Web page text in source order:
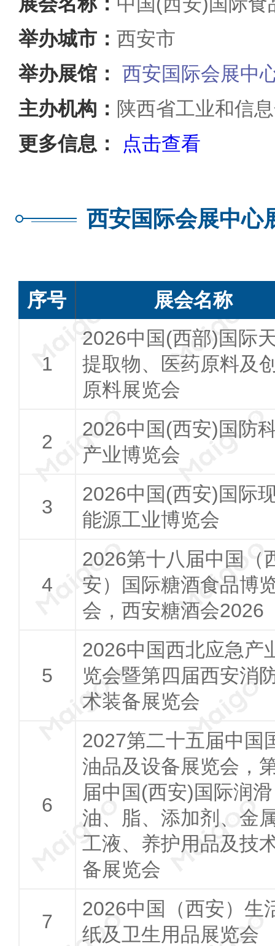
举办城市： 西安市
举办展馆：
西安国际会展中
主办机构： 陕西省工业和信
更多信息：
点击查看
西安国际会展中心
序号
展会名称
2026中国(西部)国际
提取物、医药原料及
原料展览会
2026中国(西安)国防
产业博览会
2026中国(西安)国际
能源工业博览会
2026第十八届中国（
安）国际糖酒食品博
会，西安糖酒会2026
2026中国西北应急产
览会暨第四届西安消
术装备展览会
2027第二十五届中国
油品及设备展览会，
届中国(西安)国际润滑
油、脂、添加剂、金
工液、养护用品及技
备展览会
2026中国（西安）生
纸及卫生用品展览会